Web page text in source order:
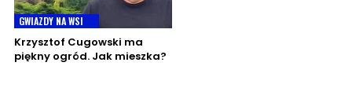
GWIAZDY NA WSI
Krzysztof Cugowski ma
piękny ogród. Jak mieszka?